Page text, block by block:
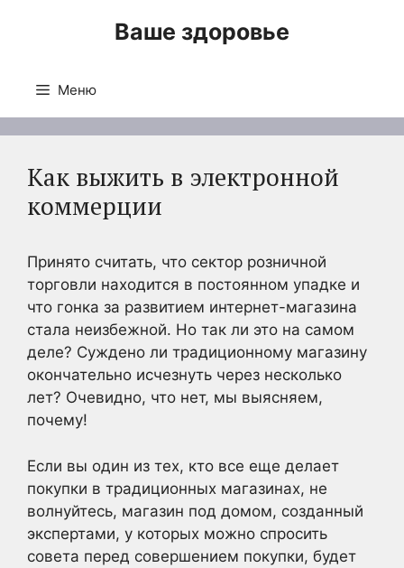
Ваше здоровье
Меню
Как выжить в электронной
коммерции
Принято считать, что сектор розничной
торговли находится в постоянном упадке и
что гонка за развитием интернет-магазина
стала неизбежной. Но так ли это на самом
деле? Суждено ли традиционному магазину
окончательно исчезнуть через несколько
лет? Очевидно, что нет, мы выясняем,
почему!
Если вы один из тех, кто все еще делает
покупки в традиционных магазинах, не
волнуйтесь, магазин под домом, созданный
экспертами, у которых можно спросить
совета перед совершением покупки, будет